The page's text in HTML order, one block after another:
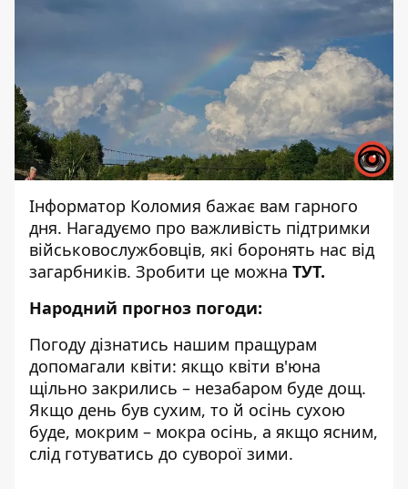
Інформатор Коломия бажає вам гарного
дня. Нагадуємо про важливість підтримки
військовослужбовців, які боронять нас від
загарбників. Зробити це можна ТУТ.
Народний прогноз погоди:
Погоду дізнатись нашим пращурам
допомагали квіти: якщо квіти в'юна
щільно закрились – незабаром буде дощ.
Якщо день був сухим, то й осінь сухою
буде, мокрим – мокра осінь, а якщо ясним,
слід готуватись до суворої зими.